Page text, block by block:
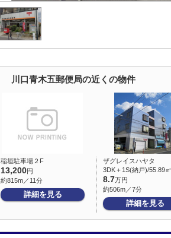
川口青木五郵便局の近くの物件
稲垣駐車場２F
13,200円
約815m／11分
詳細を見る
ザグレイスハヤタ
3DK＋1S(納戸)/55.89㎡
8.7万円
約506m／7分
詳細を見る